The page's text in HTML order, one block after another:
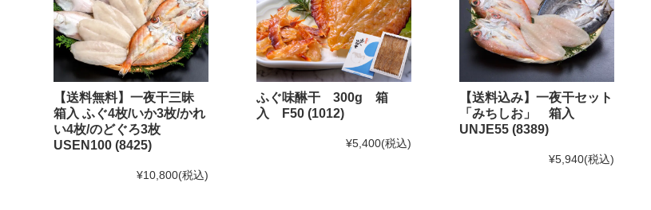
のどぐろのたたき
のどぐろの姿煮
のどぐろのアクアパッツァ
いか商品
白いか一夜干
【送料無料】一夜干三昧
箱入 ふぐ4枚/いか3枚/かれ
い4枚/のどぐろ3枚
USEN100 (8425)
¥10,800(税込)
ふぐ味醂干 300g 箱
入 F50 (1012)
¥5,400(税込)
【送料込み】一夜干セット
「みちしお」 箱入
UNJE55 (8389)
¥5,940(税込)